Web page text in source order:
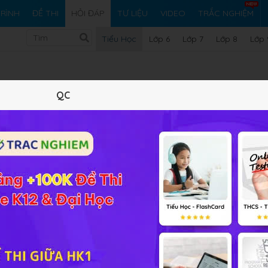
ĐỀ THI HỎI ĐÁP TƯ LIỆU VIDEO TRẮC NGHIỆM
Tiểu Học Lớp 6 Lớp 7 Lớp 8 Lớp
Vi
QC